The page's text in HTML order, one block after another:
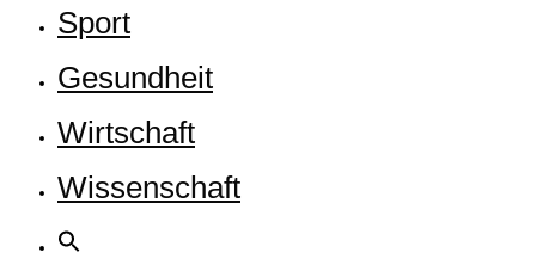
Sport
Gesund­heit
Wirt­schaft
Wis­sen­schaft